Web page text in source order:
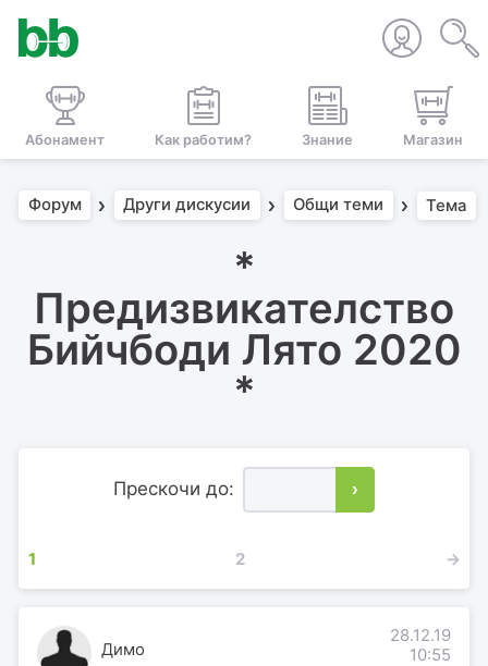
Абонамент Как работим? Знание Магазин
Форум Други дискусии Общи теми Тема
*
Предизвикателство
Бийчбоди Лято 2020
*
Прескочи до: ›
1 2 →
Димо
28.12.19
10:55